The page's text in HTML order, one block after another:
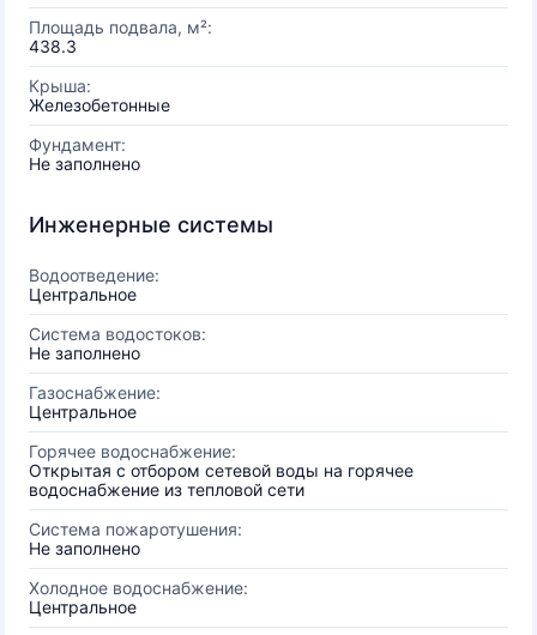
Площадь подвала, м²:
438.3
Крыша:
Железобетонные
Фундамент:
Не заполнено
Инженерные системы
Водоотведение:
Центральное
Система водостоков:
Не заполнено
Газоснабжение:
Центральное
Горячее водоснабжение:
Открытая с отбором сетевой воды на горячее
водоснабжение из тепловой сети
Система пожаротушения:
Не заполнено
Холодное водоснабжение:
Центральное